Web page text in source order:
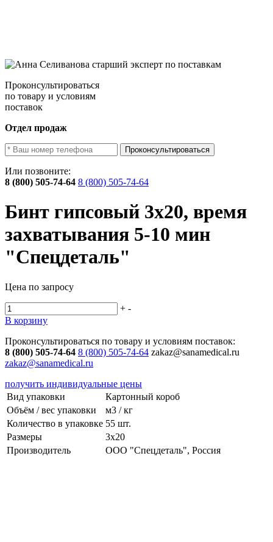
Проконсультироваться
по товару и условиям
поставок
Отдел продаж
Проконсультироваться
Или позвоните:
8 (800) 505-74-64 8 (800) 505-74-64
Бинт гипсовый 3х20, время
захватывания 5-10 мин
"Спецдеталь"
Цена по запросу
+ -
В корзину
Проконсультироваться по товару и условиям поставок:
8 (800) 505-74-64 8 (800) 505-74-64 zakaz@sanamedical.ru
zakaz@sanamedical.ru
получить индивидуальные цены
Вид упаковки
Картонный короб
Объём / вес упаковки
м3 / кг
Количество в упаковке 55 шт.
Размеры
3х20
Производитель
ООО "Спецдеталь", Россия